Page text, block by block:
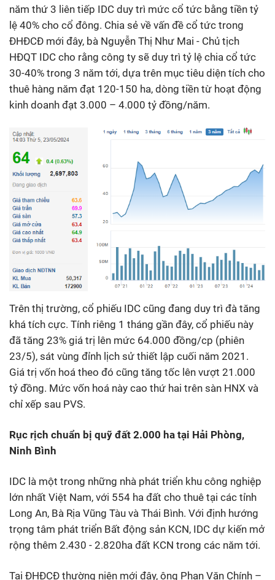
năm thứ 3 liên tiếp IDC duy trì mức cổ tức bằng tiền tỷ
lệ 40% cho cổ đông. Chia sẻ về vấn đề cổ tức trong
ĐHĐCĐ mới đây, bà Nguyễn Thị Như Mai - Chủ tịch
HĐQT IDC cho rằng công ty sẽ duy trì tỷ lệ chia cổ tức
30-40% trong 3 năm tới, dựa trên mục tiêu diện tích cho
thuê hàng năm đạt 120-150 ha, dòng tiền từ hoạt động
kinh doanh đạt 3.000 – 4.000 tỷ đồng/năm.
Trên thị trường, cổ phiếu IDC cũng đang duy trì đà tăng
khá tích cực. Tính riêng 1 tháng gần đây, cổ phiếu này
đã tăng 23% giá trị lên mức 64.000 đồng/cp (phiên
23/5), sát vùng đỉnh lịch sử thiết lập cuối năm 2021.
Giá trị vốn hoá theo đó cũng tăng tốc lên vượt 21.000
tỷ đồng. Mức vốn hoá này cao thứ hai trên sàn HNX và
chỉ xếp sau PVS.
Rục rịch chuẩn bị quỹ đất 2.000 ha tại Hải Phòng,
Ninh Bình
IDC là một trong những nhà phát triển khu công nghiệp
lớn nhất Việt Nam, với 554 ha đất cho thuê tại các tỉnh
Long An, Bà Rịa Vũng Tàu và Thái Bình. Với định hướng
trọng tâm phát triển Bất động sản KCN, IDC dự kiến mở
rộng thêm 2.430 - 2.820ha đất KCN trong các năm tới.
Tại ĐHĐCĐ thường niên mới đây, ông Phan Văn Chính –